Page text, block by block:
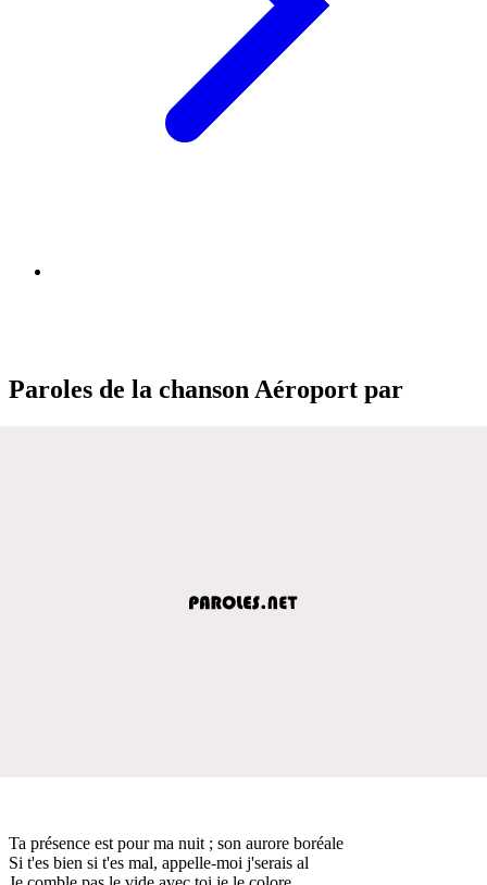
Paroles de la chanson Aéroport par
Ta présence est pour ma nuit ; son aurore boréale
Si t'es bien si t'es mal, appelle-moi j'serais al